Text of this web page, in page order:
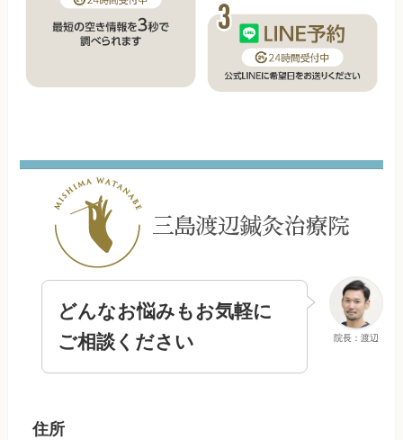
院長：渡辺
どんなお悩みもお気軽に
ご相談ください
住所